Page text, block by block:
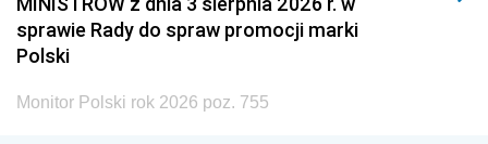
2008 2007 2006
2005
sprawie Rady do spraw promocji marki
Polski
Monitor Polski rok 2026 poz. 755